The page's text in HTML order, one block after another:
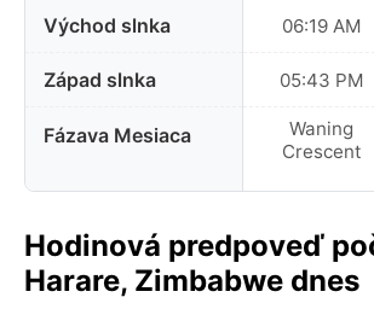
Východ slnka
Západ slnka
Fázava Mesiaca
06:19 AM
05:43 PM
Waning
Crescent
Hodinová predpoveď
Harare, Zimbabwe dnes